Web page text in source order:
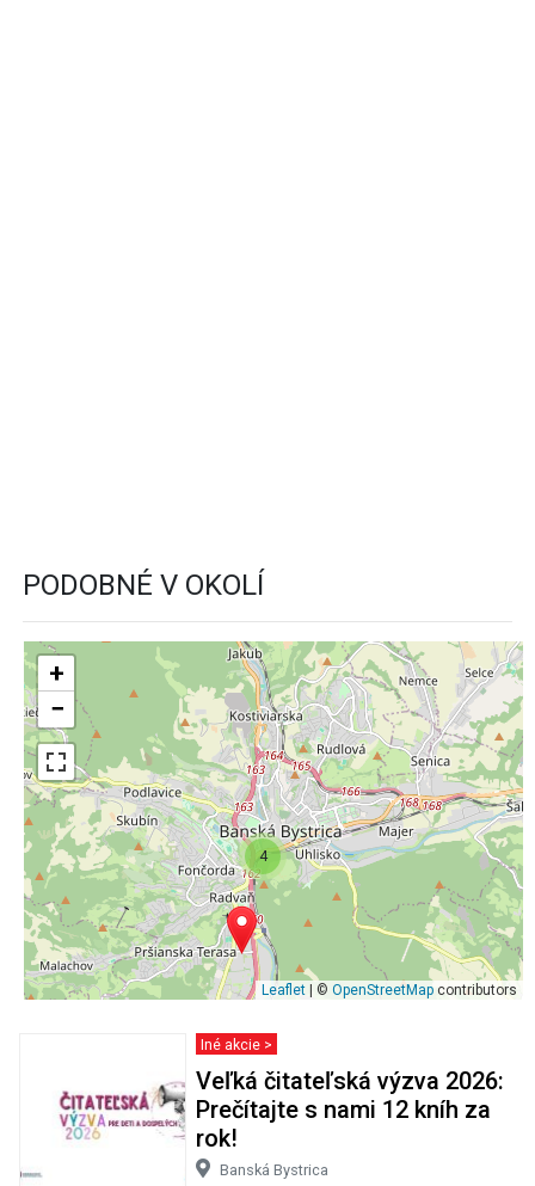
PODOBNÉ V OKOLÍ
4
+
−
Leaflet | © OpenStreetMap contributors
Iné akcie >
Veľká čitateľská výzva 2026:
Prečítajte s nami 12 kníh za
rok!
Banská Bystrica